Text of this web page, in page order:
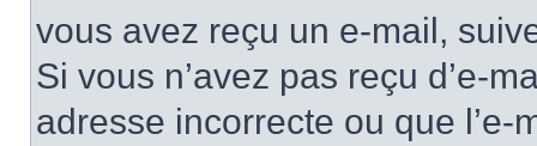
vous avez reçu un e-mail,
Si vous n’avez pas reçu d’e-
adresse incorrecte ou que